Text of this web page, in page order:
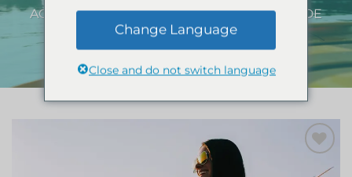
ACCUEIL / IBIZA / ENTERREMENT DE VIE DE
JEUNE FILLE À IBIZA
Change Language
Close and do not switch language